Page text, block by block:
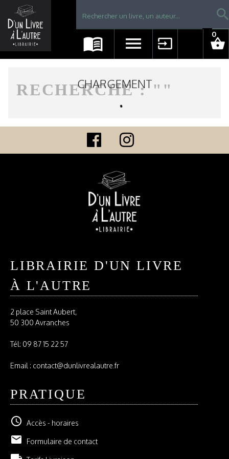
Librairie D'un livre à l'autre - Avranches
menu_book menu input shopping_basket
0
RECHERCHE : " "
CHARGEMENT
LIBRAIRIE D'UN LIVRE
À L'AUTRE
2 place Saint Aubert,
50 300 Avranches
Tél: 09 87 15 22 57
Email : contact@dunlivrealautre.fr
PRATIQUE
schedule Accès - horaires
email Formulaire de contact